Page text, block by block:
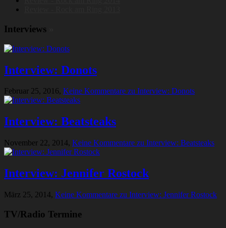
Interviews
Interview: Donots
Februar 25, 2016, Keine Kommentare zu Interview: Donots
Interview: Beatsteaks
November 22, 2014, Keine Kommentare zu Interview: Beatsteaks
Interview: Jennifer Rostock
März 25, 2014, Keine Kommentare zu Interview: Jennifer Rostock
TV/Radio Termine